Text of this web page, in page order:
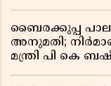
ബൈരക്കുപ്പ
അനുമതി;
മന്ത്രി പി കെ